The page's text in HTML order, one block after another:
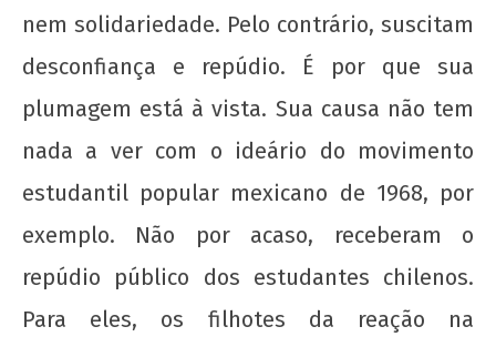
nem solidariedade. Pelo contrário, suscitam
desconfiança e repúdio. É por que sua
plumagem está à vista. Sua causa não tem
nada a ver com o ideário do movimento
estudantil popular mexicano de 1968, por
exemplo. Não por acaso, receberam o
repúdio público dos estudantes chilenos.
Para eles, os filhotes da reação na